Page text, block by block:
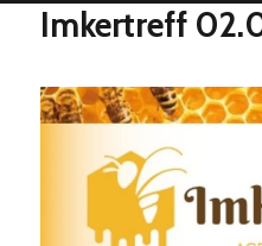
Imkertreff